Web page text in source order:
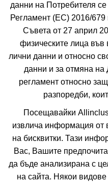
Възползвай се от най-
minute почивки в
хотели с аквапарк,
деца на море. Всички
предлагат
Тази
Върни се
намери
Към
данни на Потребителя
Регламент (ЕС) 2016/
Съвета от 27 април
физическите лица във
лични данни и относно
данни и за отмяна
регламент относно
разпоредби,
Посещавайки
извлича информация
на бисквитки. Тази
Вас, Вашите
да бъде анализирана с
на сайта. Някои